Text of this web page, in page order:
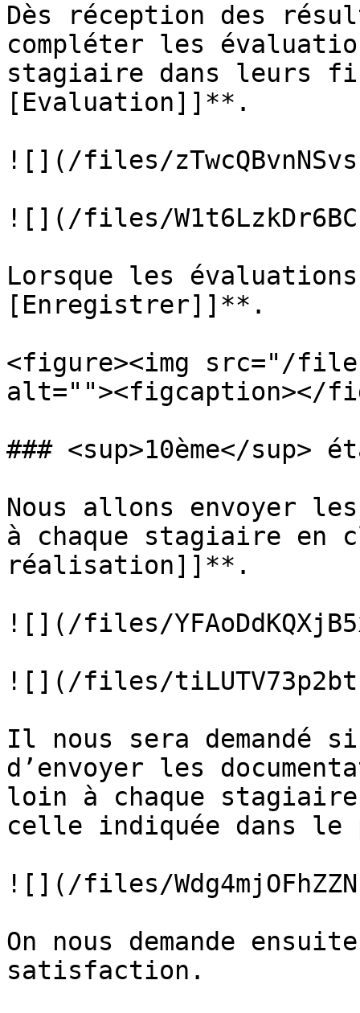
Dès réception des
compléter les
stagiaire dans leurs
[Evaluation]]**.
![](/files/
![](/files/
Lorsque les
[Enregistrer]]**.
<figure><img src="/files/
alt=""><figcaption></
### <sup>10ème</
Nous allons envoyer
à chaque stagiaire
réalisation]]**.
![](/files/
![](/files/
Il nous sera demandé
d’envoyer les
loin à chaque
celle indiquée dans le
![](/files/
On nous demande
satisfaction.